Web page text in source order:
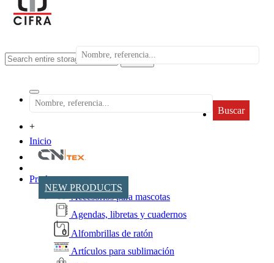
search
Buscar
+
Inicio
NEW PRODUCTS
Productos
Accesorios para mascotas
Agendas, libretas y cuadernos
Alfombrillas de ratón
Artículos para sublimación